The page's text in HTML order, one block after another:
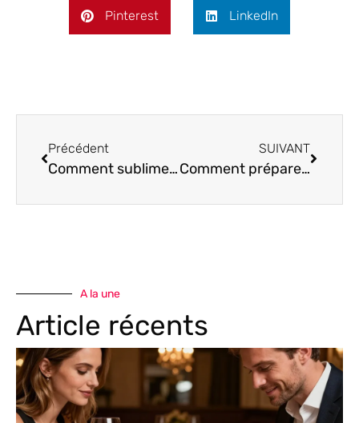
Pinterest LinkedIn
Précédent
Comment sublimer vos paupiettes de porc au four : recettes et astuces
SUIVANT
Comment préparer une délicieuse tasse de Chaï Latte ?
A la une
Article récents